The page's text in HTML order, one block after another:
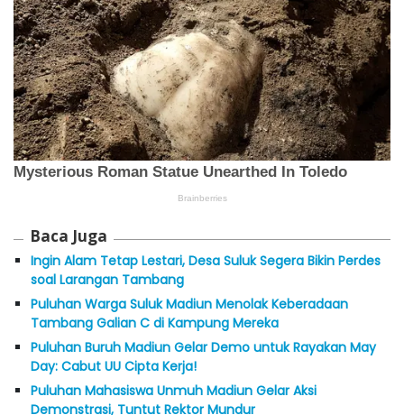
Baca Juga
Ingin Alam Tetap Lestari, Desa Suluk Segera Bikin Perdes
soal Larangan Tambang
Puluhan Warga Suluk Madiun Menolak Keberadaan
Tambang Galian C di Kampung Mereka
Puluhan Buruh Madiun Gelar Demo untuk Rayakan May
Day: Cabut UU Cipta Kerja!
Puluhan Mahasiswa Unmuh Madiun Gelar Aksi
Demonstrasi, Tuntut Rektor Mundur